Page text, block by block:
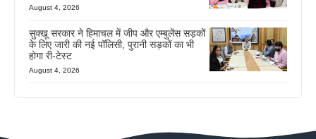
August 4, 2026
सुक्खू सरकार ने हिमाचल में जीप और एम्बुलेंस सड़कों
के लिए जारी की नई पॉलिसी, पुरानी सड़कों का भी
होगा री-टेस्ट
August 4, 2026